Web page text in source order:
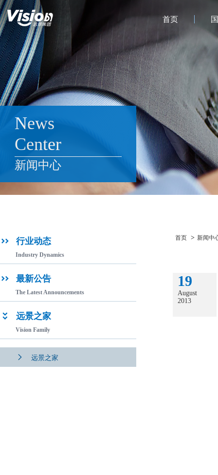
首页
News
Center
新闻中心
 行业动态
Industry Dynamics
 最新公告
The Latest Announcements
 远景之家
Vision Family
 远景之家
首页 > 新闻中
19
August
2013